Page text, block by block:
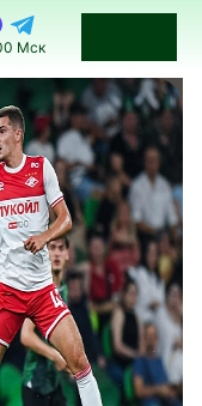
Мск